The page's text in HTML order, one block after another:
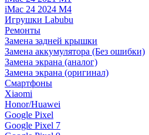
iMac 24 2024 M4
Игрушки Labubu
Ремонты
Замена задней крышки
Замена аккумулятора (Без ошибки)
Замена экрана (аналог)
Замена экрана (оригинал)
Смартфоны
Xiaomi
Honor/Huawei
Google Pixel
Google Pixel 7